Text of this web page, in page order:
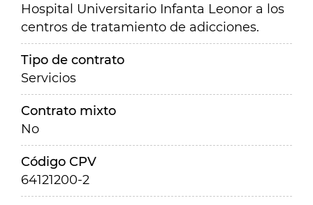
Hospital Universitario Infanta Leonor a los
centros de tratamiento de adicciones.
Tipo de contrato
Servicios
Contrato mixto
No
Código CPV
64121200-2